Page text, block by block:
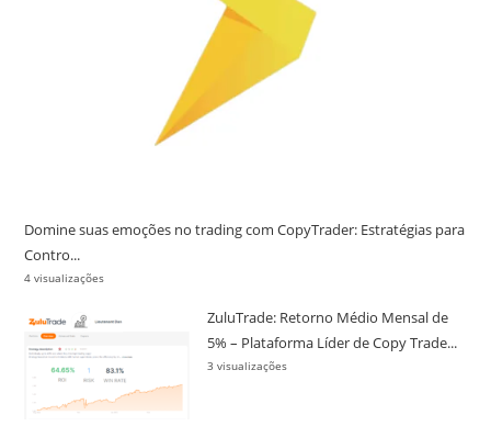
Domine suas emoções no trading com CopyTrader: Estratégias para
Contro...
4 visualizações
ZuluTrade: Retorno Médio Mensal de
5% – Plataforma Líder de Copy Trade...
3 visualizações